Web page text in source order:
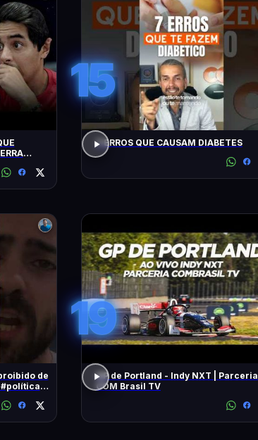
15
7 ERROS QUE CAUSAM DIABETES
de
#política
19
GP de Portland - Indy NXT | Parceria
COM Brasil TV